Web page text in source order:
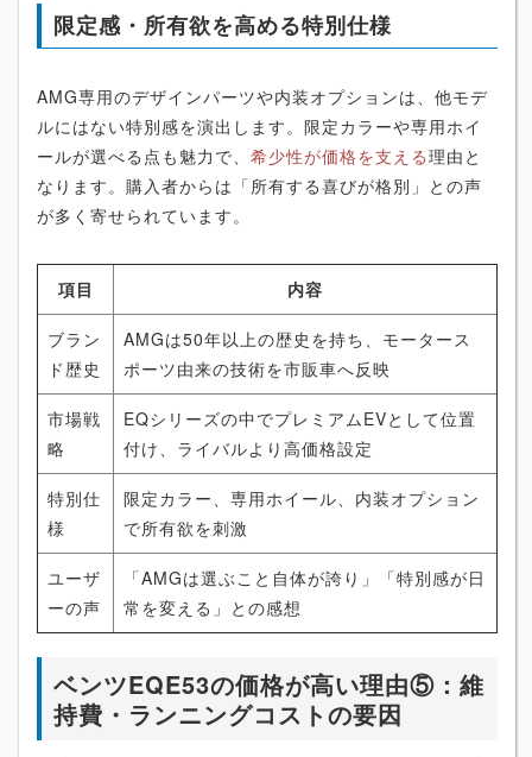
限定感・所有欲を高める特別仕様
AMG専用のデザインパーツや内装オプションは、他モデ
ルにはない特別感を演出します。限定カラーや専用ホイ
ールが選べる点も魅力で、 希少性が価格を支える理由と
なります。購入者からは「所有する喜びが格別」との声
が多く寄せられています。
項目 内容
ブラン
ド歴史
AMGは50年以上の歴史を持ち、モータース
ポーツ由来の技術を市販車へ反映
市場戦
略
EQシリーズの中でプレミアムEVとして位置
付け、ライバルより高価格設定
特別仕
様
限定カラー、専用ホイール、内装オプション
で所有欲を刺激
ユーザ
ーの声
「AMGは選ぶこと自体が誇り」「特別感が日
常を変える」との感想
ベンツEQE53の価格が高い理由⑤：維
持費・ランニングコストの要因